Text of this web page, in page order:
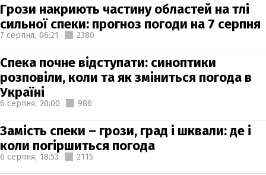
Грози накриють частину областей на тлі
сильної спеки: прогноз погоди на 7 серпня
7 серпня, 06:21 2380
Спека почне відступати: синоптики
розповіли, коли та як зміниться погода в
Україні
6 серпня, 20:00 986
Замість спеки – грози, град і шквали: де і
коли погіршиться погода
6 серпня, 18:53 2115